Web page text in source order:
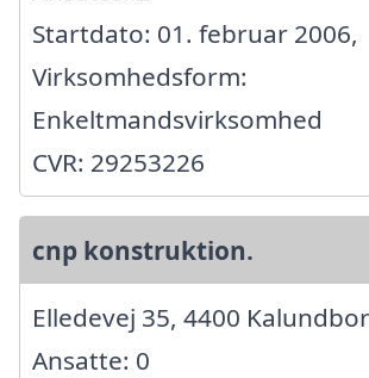
Startdato: 01. februar 2006,
Virksomhedsform:
Enkeltmandsvirksomhed
CVR: 29253226
cnp konstruktion.
Elledevej 35, 4400
Ansatte: 0